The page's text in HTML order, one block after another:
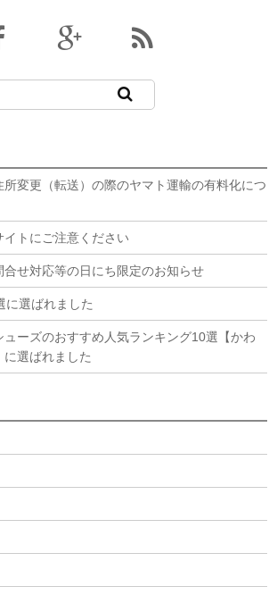
所変更（転送）の際のヤマト運輸の有料化につ
トにご注意ください
せ対応等の日にち限定のお知らせ
に選ばれました
ューズのおすすめ人気ランキング10選【かわ
選ばれました